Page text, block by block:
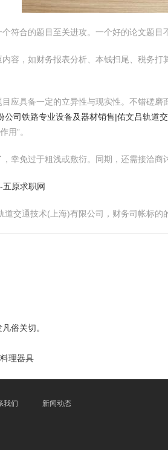
符合的题目至关进攻。一个好的论文题
容，如财务报表分析、本钱扫尾、税务
目应具备一定的立异性与现实性。不错磋磨
公司铁路专业设备及器材销售|佑文吕轨道
用”。
幸免过于粗浅或敷衍。同期，还需接洽
原求职网
交通技术(上海)有限公司，财务司帐标
俗关切。
理器具
我们 新闻动态